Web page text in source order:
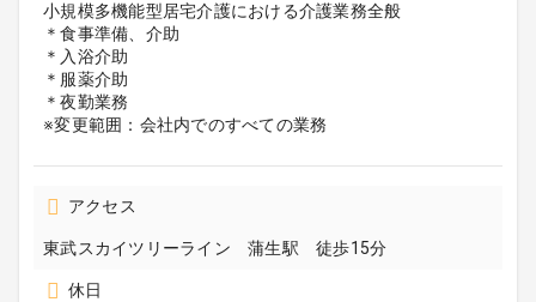
小規模多機能型居宅介護における介護業務全般
＊食事準備、介助
＊入浴介助
＊服薬介助
＊夜勤業務
※変更範囲：会社内でのすべての業務
アクセス
東武スカイツリーライン 蒲生駅 徒歩15分
休日